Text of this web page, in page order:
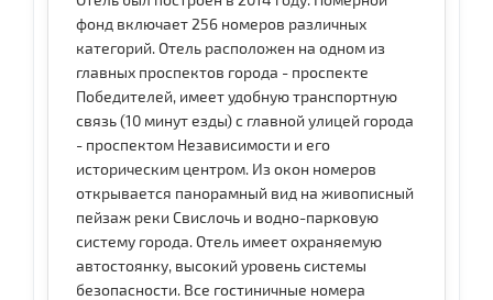
фонд включает 256 номеров различных
категорий. Отель расположен на одном из
главных проспектов города - проспекте
Победителей, имеет удобную транспортную
связь (10 минут езды) с главной улицей города
- проспектом Независимости и его
историческим центром. Из окон номеров
открывается панорамный вид на живописный
пейзаж реки Свислочь и водно-парковую
систему города. Отель имеет охраняемую
автостоянку, высокий уровень системы
безопасности. Все гостиничные номера